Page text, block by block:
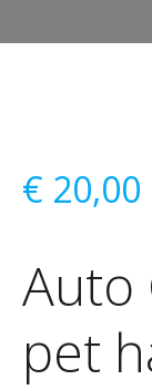
€ 20,00
Auto
pet